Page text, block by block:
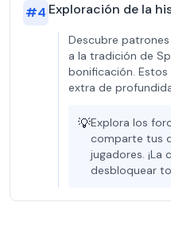
#4 Exploración de la
Descubre
a la tradición de
bonificación.
extra de
💡Explora los
comparte tus
jugadores. ¡La
desbloquear